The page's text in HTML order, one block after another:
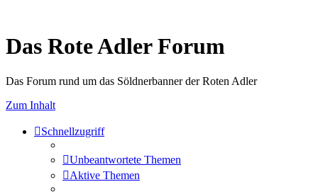
Das Rote Adler Forum
Das Forum rund um das Söldnerbanner der Roten Adler
Zum Inhalt
Schnellzugriff
Unbeantwortete Themen
Aktive Themen